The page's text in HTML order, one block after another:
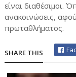
είναι διαθέσιμοι.
ανακοινώσεις,
πρωταθλήματος.
SHARE THIS